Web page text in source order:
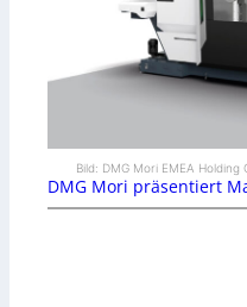
Bild: DMG Mori EMEA Holding
DMG Mori präsentiert